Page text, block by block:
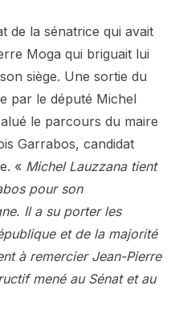
de la sénatrice qui avait
Moga qui briguait lui
siège. Une sortie du
par le député Michel
le parcours du maire
Garrabos, candidat
« Michel Lauzzana tient
pour son
Il a su porter les
et de la majorité
à remercier Jean-Pierre
mené au Sénat et au